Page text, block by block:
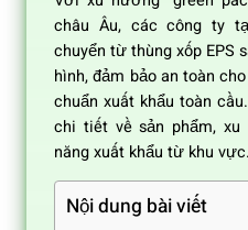
châu Âu, các công ty
chuyển từ thùng xốp EPS
hình, đảm bảo an toàn
chuẩn xuất khẩu toàn
chi tiết về sản phẩm,
năng xuất khẩu từ khu vực.
Nội dung bài viết